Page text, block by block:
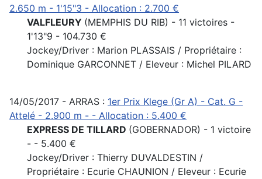
2.650 m - 1'15"3 - Allocation : 2.700 €
VALFLEURY (MEMPHIS DU RIB) - 11 victoires -
1'13"9 - 104.730 €
Jockey/Driver : Marion PLASSAIS / Propriétaire :
Dominique GARCONNET / Eleveur : Michel PILARD
14/05/2017 - ARRAS : 1er Prix Klege (Gr A) - Cat. G -
Attelé - 2.900 m - - Allocation : 5.400 €
EXPRESS DE TILLARD (GOBERNADOR) - 1 victoire
- - 5.400 €
Jockey/Driver : Thierry DUVALDESTIN /
Propriétaire : Ecurie CHAUNION / Eleveur : Ecurie